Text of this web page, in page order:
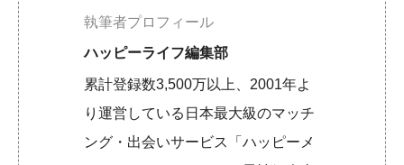
執筆者プロフィール
ハッピーライフ編集部
累計登録数3,500万以上、2001年よ
り運営している日本最大級のマッチ
ング・出会いサービス「ハッピーメ